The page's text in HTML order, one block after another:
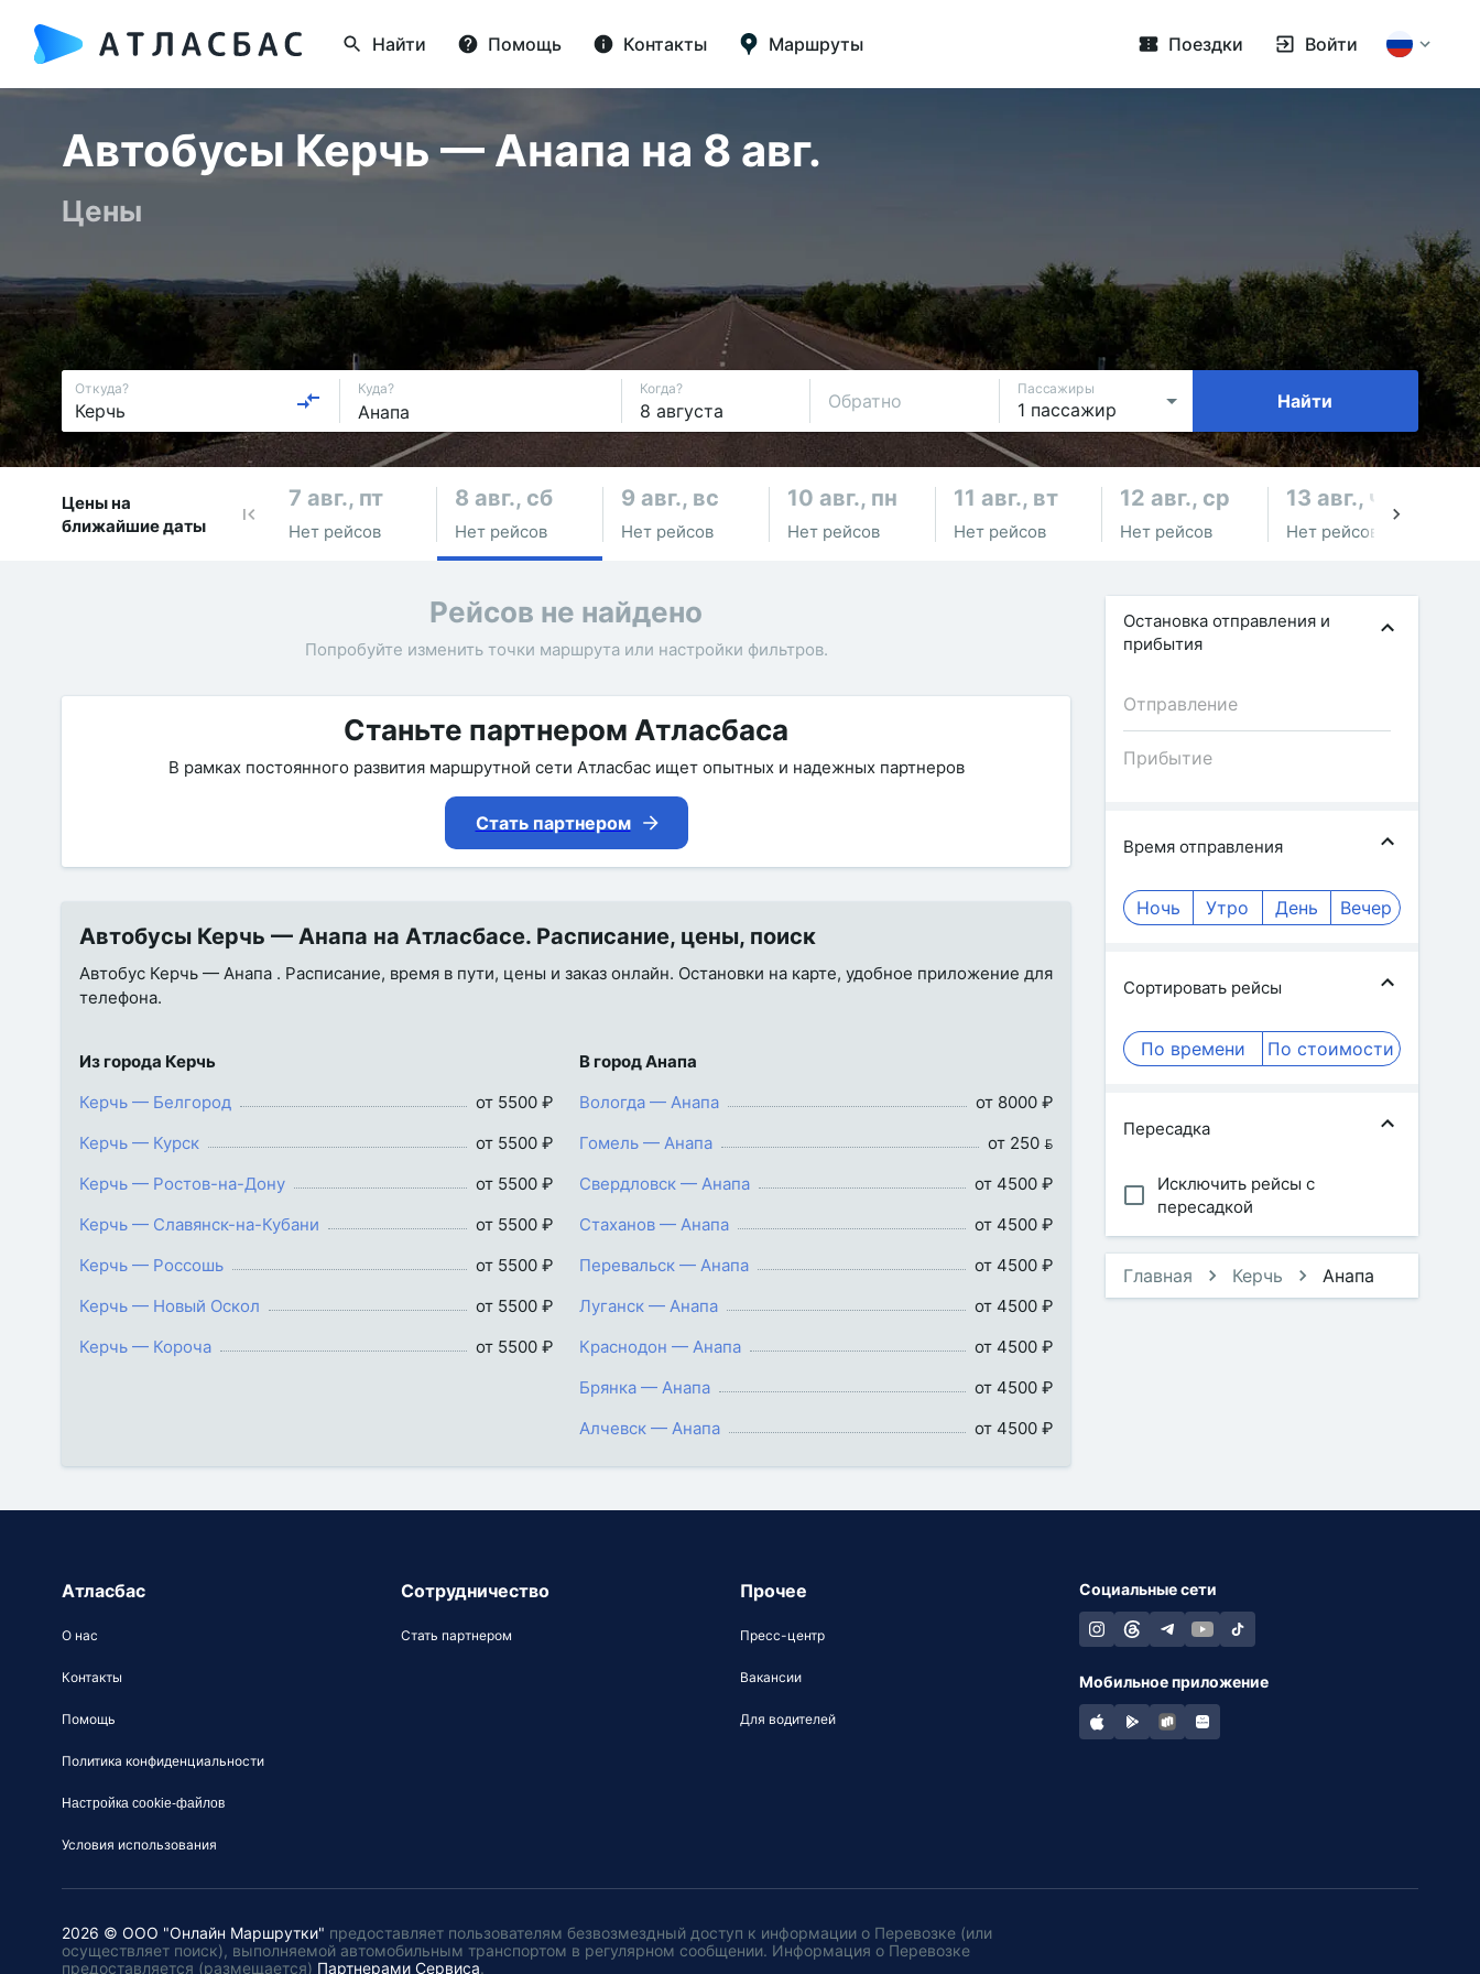
Найти Помощь Контакты Маршруты Поездки Войти
Автобусы Керчь — Анапа на 8 авг.
Цены
Откуда? Куда? Когда?
Обратно
Пассажиры
Найти
Цены на
ближайшие даты
7 авг., пт
Нет рейсов
8 авг., сб
Нет рейсов
9 авг., вс
Нет рейсов
10 авг., пн
Нет рейсов
11 авг., вт
Нет рейсов
12 авг., ср
Нет рейсов
13 авг., чт
Нет рейсов
Рейсов не найдено
Попробуйте изменить точки маршрута или настройки фильтров.
Станьте партнером Атласбаса
В рамках постоянного развития маршрутной сети Атласбас ищет опытных и надежных партнеров
Стать партнером
Автобусы Керчь — Анапа на Атласбасе. Расписание, цены, поиск
Автобус Керчь — Анапа . Расписание, время в пути, цены и заказ онлайн. Остановки на карте, удобное приложение для
телефона.
Из города Керчь
Керчь — Белгород
от 5500 ₽
Керчь — Курск
от 5500 ₽
Керчь — Ростов-на-Дону
от 5500 ₽
Керчь — Славянск-на-Кубани
от 5500 ₽
Керчь — Россошь
от 5500 ₽
Керчь — Новый Оскол
от 5500 ₽
Керчь — Короча
от 5500 ₽
В город Анапа
Вологда — Анапа
от 8000 ₽
Гомель — Анапа
от 250 
Свердловск — Анапа
от 4500 ₽
Стаханов — Анапа
от 4500 ₽
Перевальск — Анапа
от 4500 ₽
Луганск — Анапа
от 4500 ₽
Краснодон — Анапа
от 4500 ₽
Брянка — Анапа
от 4500 ₽
Алчевск — Анапа
от 4500 ₽
Остановка отправления и
прибытия
Время отправления
Ночь Утро День Вечер
Сортировать рейсы
По времени По стоимости
Пересадка
Исключить рейсы с
пересадкой
Главная Керчь Анапа
Атласбас
О нас
Контакты
Помощь
Политика конфиденциальности
Настройка cookie-файлов
Условия использования
Сотрудничество
Стать партнером
Прочее
Пресс-центр
Вакансии
Для водителей
Социальные сети
Мобильное приложение
2026 © ООО "Онлайн Маршрутки" предоставляет пользователям безвозмездный доступ к информации о Перевозке (или
осуществляет поиск), выполняемой автомобильным транспортом в регулярном сообщении. Информация о Перевозке
предоставляется (размещается) Партнерами Сервиса.